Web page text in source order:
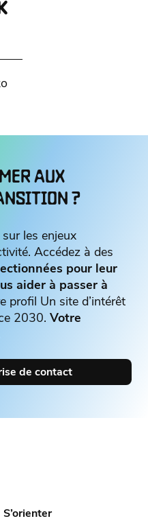
AUX
?
les enjeux
Accédez à des
pour leur
aider à passer à
profil Un site d’intérêt
2030. Votre
de contact
S’orienter